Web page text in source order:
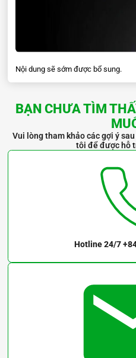
Nội dung sẽ sớm được bổ sung.
BẠN CHƯA TÌM
Vui lòng tham khảo các gợi ý
tôi để được hỗ
Hotline 24/7